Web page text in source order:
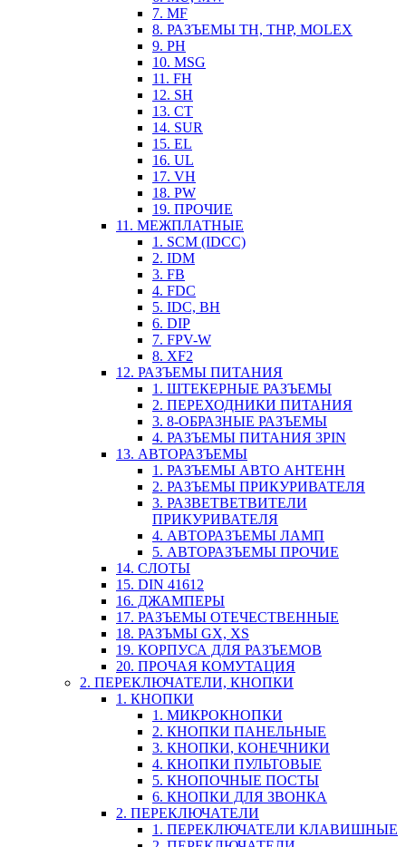
7. MF
8. РАЗЪЕМЫ TH, THP, MOLEX
9. PH
10. MSG
11. FH
12. SH
13. CT
14. SUR
15. EL
16. UL
17. VH
18. PW
19. ПРОЧИЕ
11. МЕЖПЛАТНЫЕ
1. SCM (IDCC)
2. IDM
3. FB
4. FDC
5. IDC, BH
6. DIP
7. FPV-W
8. XF2
12. РАЗЪЕМЫ ПИТАНИЯ
1. ШТЕКЕРНЫЕ РАЗЪЕМЫ
2. ПЕРЕХОДНИКИ ПИТАНИЯ
3. 8-ОБРАЗНЫЕ РАЗЪЕМЫ
4. РАЗЪЕМЫ ПИТАНИЯ 3PIN
13. АВТОРАЗЪЕМЫ
1. РАЗЪЕМЫ АВТО АНТЕНН
2. РАЗЪЕМЫ ПРИКУРИВАТЕЛЯ
3. РАЗВЕТВЕТВИТЕЛИ
ПРИКУРИВАТЕЛЯ
4. АВТОРАЗЪЕМЫ ЛАМП
5. АВТОРАЗЪЕМЫ ПРОЧИЕ
14. СЛОТЫ
15. DIN 41612
16. ДЖАМПЕРЫ
17. РАЗЪЕМЫ ОТЕЧЕСТВЕННЫЕ
18. РАЗЪМЫ GX, XS
19. КОРПУСА ДЛЯ РАЗЪЕМОВ
20. ПРОЧАЯ КОМУТАЦИЯ
2. ПЕРЕКЛЮЧАТЕЛИ, КНОПКИ
1. КНОПКИ
1. МИКРОКНОПКИ
2. КНОПКИ ПАНЕЛЬНЫЕ
3. КНОПКИ, КОНЕЧНИКИ
4. КНОПКИ ПУЛЬТОВЫЕ
5. КНОПОЧНЫЕ ПОСТЫ
6. КНОПКИ ДЛЯ ЗВОНКА
2. ПЕРЕКЛЮЧАТЕЛИ
1. ПЕРЕКЛЮЧАТЕЛИ КЛАВИШНЫЕ